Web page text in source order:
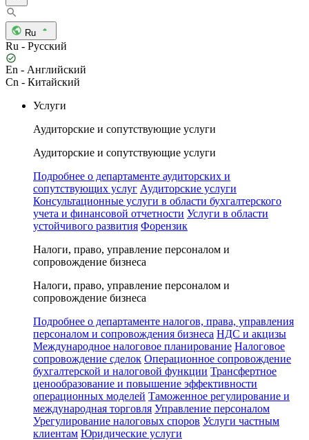
Ru
Ru - Русский
En - Английский
Cn - Китайский
Услуги
Аудиторские и сопутствующие услуги
Аудиторские и сопутствующие услуги
Подробнее о департаменте аудиторских и
сопутствующих услуг Аудиторские услуги
Консультационные услуги в области бухгалтерского
учета и финансовой отчетности Услуги в области
устойчивого развития Форензик
Налоги, право, управление персоналом и
сопровождение бизнеса
Налоги, право, управление персоналом и
сопровождение бизнеса
Подробнее о департаменте налогов, права, управления
персоналом и сопровождения бизнеса НДС и акцизы
Международное налоговое планирование Налоговое
сопровождение сделок Операционное сопровождение
бухгалтерской и налоговой функции Трансфертное
ценообразование и повышение эффективности
операционных моделей Таможенное регулирование и
международная торговля Управление персоналом
Урегулирование налоговых споров Услуги частным
клиентам Юридические услуги